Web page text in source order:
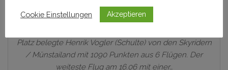
Berghaus und der 1. Vorsitzende der
Windengemeinschaft Skyrider Erhard Ziller im Gasthaus
Platz belegte Henrik Vogler (Schulte) von den Skyridern
/ Münstailand mit 1090 Punkten aus 6 Flügen. Der
weiteste Flug am 16.06 mit einer…
Cookie Einstellungen Akzeptieren